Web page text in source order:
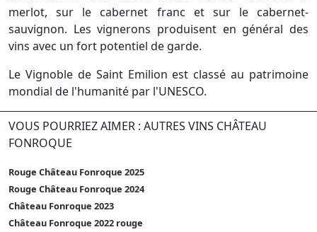
merlot, sur le cabernet franc et sur le cabernet-
sauvignon. Les vignerons produisent en général des
vins avec un fort potentiel de garde.
Le Vignoble de Saint Emilion est classé au patrimoine
mondial de l'humanité par l'UNESCO.
VOUS POURRIEZ AIMER : AUTRES VINS CHÂTEAU
FONROQUE
Rouge Château Fonroque 2025
Rouge Château Fonroque 2024
Château Fonroque 2023
Château Fonroque 2022 rouge